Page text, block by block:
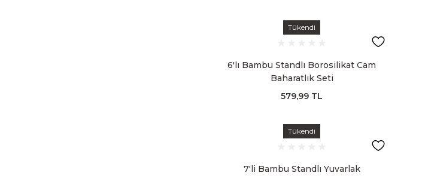
Tükendi
6'lı Bambu Standlı Borosilikat Cam
Baharatlık Seti
579,99 TL
Tükendi
7'li Bambu Standlı Yuvarlak